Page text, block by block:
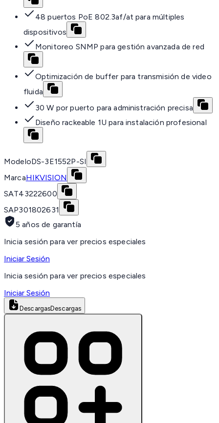
48 puertos PoE 802.3af/at para múltiples
dispositivos
Monitoreo SNMP para gestión avanzada de red
Optimización de buffer para transmisión de video
fluida
30 W por puerto para administración precisa
Diseño rackeable 1U para instalación profesional
ModeloDS-3E1552P-SI
MarcaHIKVISION
SAT43222600
SAP301802631
5 años de garantía
Inicia sesión para ver precios especiales
Iniciar Sesión
Inicia sesión para ver precios especiales
Iniciar Sesión
DescargasDescargas